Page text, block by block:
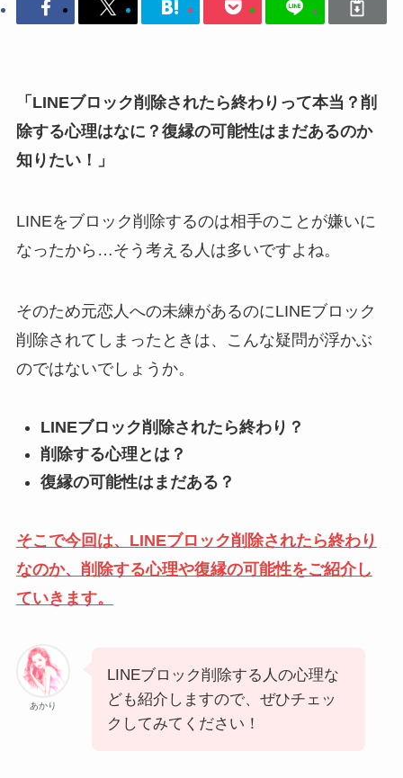
「LINEブロック削除されたら終わりって本当？削
除する心理はなに？復縁の可能性はまだあるのか
知りたい！」
LINEをブロック削除するのは相手のことが嫌いに
なったから…そう考える人は多いですよね。
そのため元恋人への未練があるのにLINEブロック
削除されてしまったときは、こんな疑問が浮かぶ
のではないでしょうか。
LINEブロック削除されたら終わり？
削除する心理とは？
復縁の可能性はまだある？
そこで今回は、LINEブロック削除されたら終わり
なのか、削除する心理や復縁の可能性をご紹介し
ていきます。
あかり
LINEブロック削除する人の心理な
ども紹介しますので、ぜひチェッ
クしてみてください！